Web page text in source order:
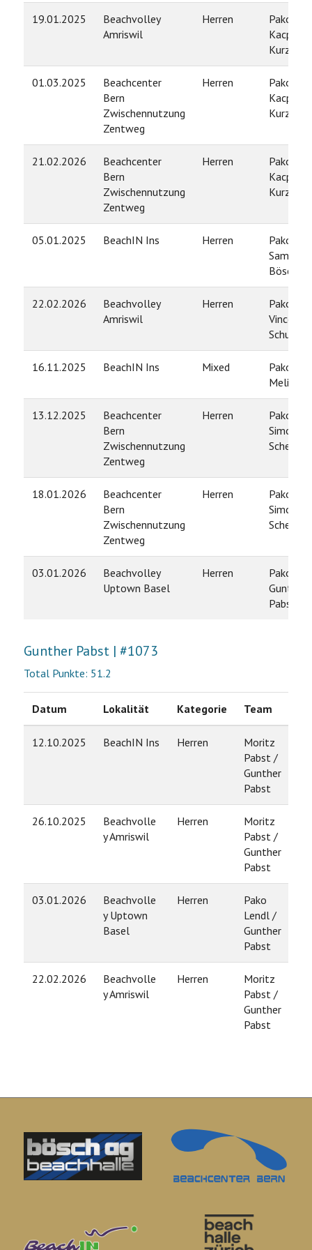
19.01.2025
Beachvolley
Amriswil
Herren
Pako
Kacper
Kurzawa
01.03.2025
Beachcenter
Bern
Zwischennutzung
Zentweg
Herren
Pako
Kacper
Kurzawa
21.02.2026
Beachcenter
Bern
Zwischennutzung
Zentweg
Herren
Pako
Kacper
Kurzawa
05.01.2025 BeachIN Ins Herren
Pako
Samuel
Bösch
22.02.2026
Beachvolley
Amriswil
Herren
Pako
Vincent
Schubert
16.11.2025 BeachIN Ins Mixed
Pako
Meli
13.12.2025
Beachcenter
Bern
Zwischennutzung
Zentweg
Herren
Pako
Simon
Schelling
18.01.2026
Beachcenter
Bern
Zwischennutzung
Zentweg
Herren
Pako
Simon
Schelling
03.01.2026
Beachvolley
Uptown Basel
Herren
Pako
Gunther
Pabst
Gunther Pabst | #1073
Total Punkte: 51.2
Datum Lokalität Kategorie Team
12.10.2025 BeachIN Ins Herren
Moritz
Pabst /
Gunther
Pabst
26.10.2025
Beachvolle
y Amriswil
Herren
Moritz
Pabst /
Gunther
Pabst
03.01.2026
Beachvolle
y Uptown
Basel
Herren
Pako
Lendl /
Gunther
Pabst
22.02.2026
Beachvolle
y Amriswil
Herren
Moritz
Pabst /
Gunther
Pabst